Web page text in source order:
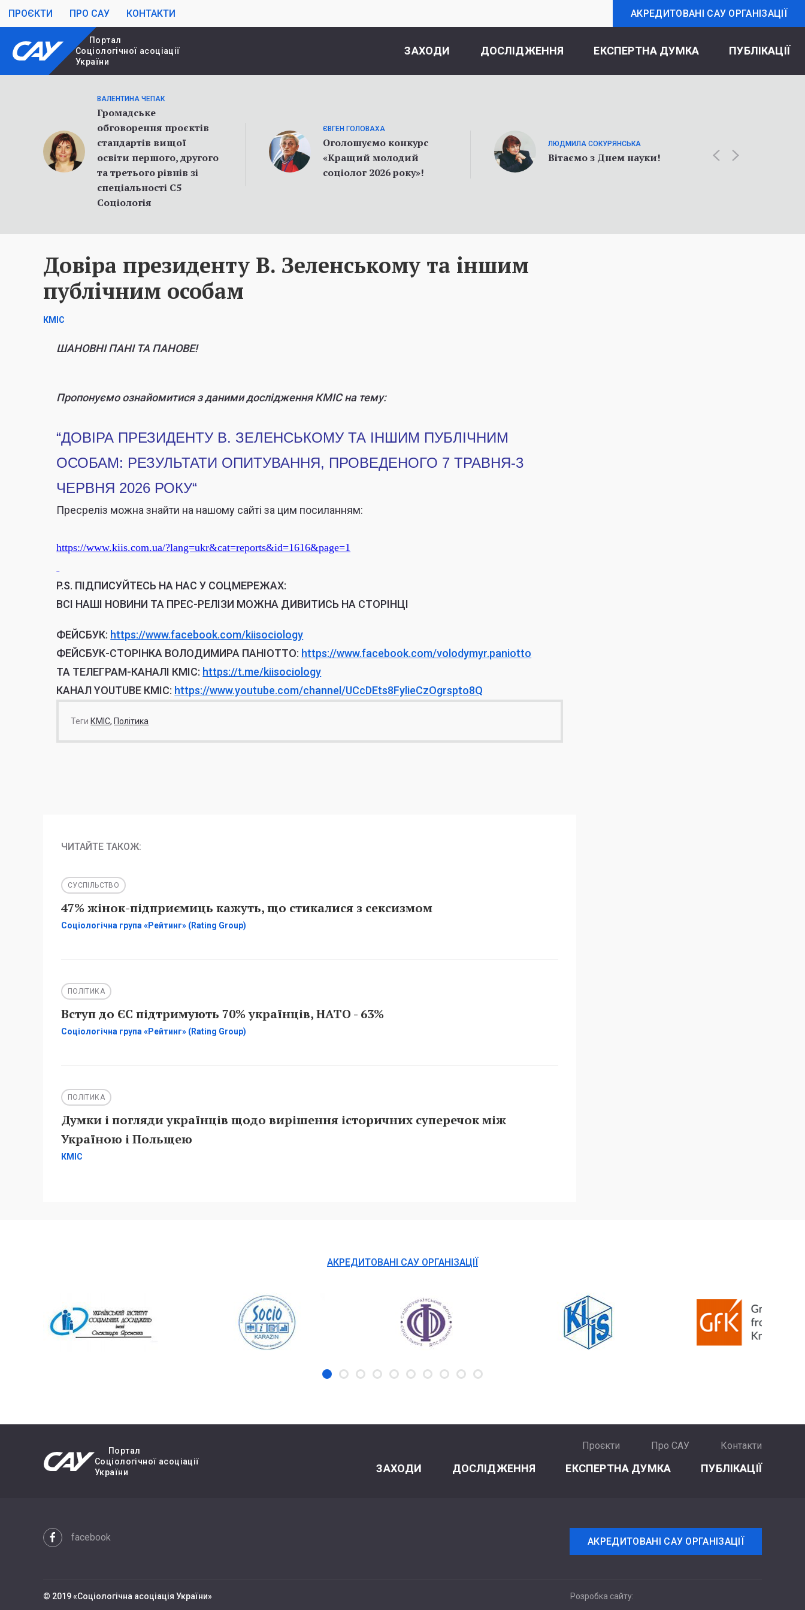
ПРОЄКТИ ПРО САУ КОНТАКТИ АКРЕДИТОВАНІ САУ ОРГАНІЗАЦІЇ
Портал
Cоціологічної асоціації
України
ЗАХОДИ ДОСЛІДЖЕННЯ ЕКСПЕРТНА ДУМКА ПУБЛІКАЦІЇ
ВАЛЕНТИНА ЧЕПАК
Громадське
обговорення проєктів
стандартів вищої
освіти першого, другого
та третього рівнів зі
спеціальності С5
Соціологія
ЄВГЕН ГОЛОВАХА
Оголошуємо конкурс
«Кращий молодий
соціолог 2026 року»!
ЛЮДМИЛА СОКУРЯНСЬКА
Вітаємо з Днем науки!
Довіра президенту В. Зеленському та іншим
публічним особам
КМІС
ШАНОВНІ ПАНІ ТА ПАНОВЕ!
Пропонуємо ознайомитися з даними дослідження КМІС на тему:
“ДОВІРА ПРЕЗИДЕНТУ В. ЗЕЛЕНСЬКОМУ ТА ІНШИМ ПУБЛІЧНИМ
ОСОБАМ: РЕЗУЛЬТАТИ ОПИТУВАННЯ, ПРОВЕДЕНОГО 7 ТРАВНЯ-3
ЧЕРВНЯ 2026 РОКУ“
Пресреліз можна знайти на нашому сайті за цим посиланням:
https://www.kiis.com.ua/?lang=ukr&cat=reports&id=1616&page=1
P.S. ПІДПИСУЙТЕСЬ НА НАС У СОЦМЕРЕЖАХ:
ВСІ НАШІ НОВИНИ ТА ПРЕС-РЕЛІЗИ МОЖНА ДИВИТИСЬ НА СТОРІНЦІ
ФЕЙСБУК: https://www.facebook.com/kiisociology
ФЕЙСБУК-СТОРІНКА ВОЛОДИМИРА ПАНІОТТО: https://www.facebook.com/volodymyr.paniotto
ТА ТЕЛЕГРАМ-КАНАЛІ КМІС: https://t.me/kiisociology
КАНАЛ YOUTUBE КМІС: https://www.youtube.com/channel/UCcDEts8FylieCzOgrspto8Q
Теги КМІС Політика
ЧИТАЙТЕ ТАКОЖ:
СУСПІЛЬСТВО
47% жінок-підприємиць кажуть, що стикалися з сексизмом
Соціологічна група «Рейтинг» (Rating Group)
ПОЛІТИКА
Вступ до ЄС підтримують 70% українців, НАТО - 63%
Соціологічна група «Рейтинг» (Rating Group)
ПОЛІТИКА
Думки і погляди українців щодо вирішення історичних суперечок між
Україною і Польщею
КМІС
АКРЕДИТОВАНІ САУ ОРГАНІЗАЦІЇ
Портал
Cоціологічної асоціації
України
Проєкти Про САУ Контакти
ЗАХОДИ ДОСЛІДЖЕННЯ ЕКСПЕРТНА ДУМКА ПУБЛІКАЦІЇ
facebook АКРЕДИТОВАНІ САУ ОРГАНІЗАЦІЇ
© 2019 «Cоціологічна асоціація України» Розробка сайту: